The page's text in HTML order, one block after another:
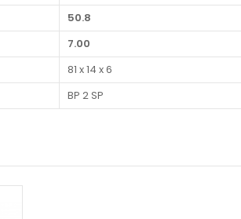
50.8
7.00
81 x 14 x 6
BP 2 SP